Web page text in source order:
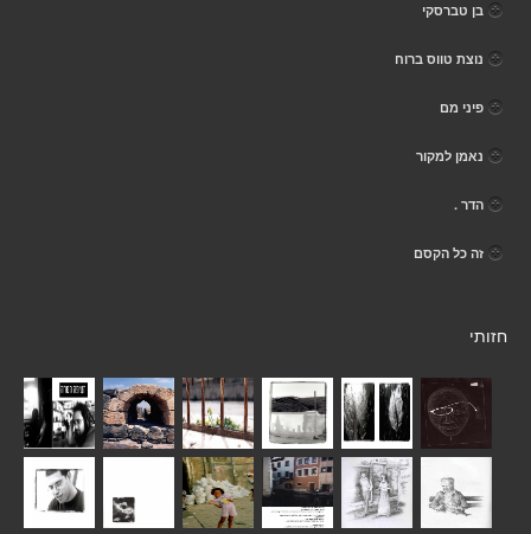
בן טברסקי
נוצת טווס ברוח
פיני מם
נאמן למקור
הדר .
זה כל הקסם
חזותי